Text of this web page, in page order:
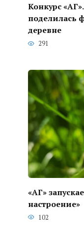
Конкурс
поделилась
деревне
291
«АГ»
настроение»
102